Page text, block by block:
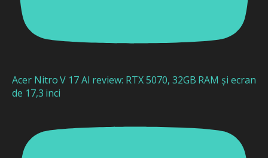
Acer Nitro V 17 AI review: RTX 5070, 32GB RAM și ecran
de 17,3 inci